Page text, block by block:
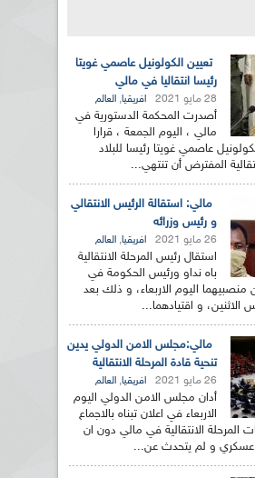
تعيين الكولونيل عاصمي غويتا
رئيسا انتقاليا في مالي
28 مايو 2021 افريقيا, العالم
أصدرت المحكمة الدستورية في
مالي ، اليوم الجمعة ، قرارا
عاصمي غويتا رئيسا للبلاد
المفترض أن تنتهي...
مالي: استقالة الرئيس الانتقالي
و رئيس وزرائه
26 مايو 2021 افريقيا, العالم
استقال رئيس المرحلة الانتقالية
باه نداو ورئيس الحكومة في
اليوم الاربعاء، و ذلك بعد
الاثنين، و اقتيادهما...
مالي:مجلس الامن الدولي يدين
تنحية قادة المرحلة الانتقالية
26 مايو 2021 افريقيا, العالم
أدان مجلس الامن الدولي اليوم
الاربعاء في اعلان تبناه بالاجماع
المرحلة الانتقالية في مالي دون ان
عسكري و لم يتحدث عن...